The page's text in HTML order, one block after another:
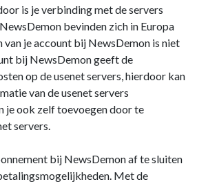
is je verbinding met de servers
bevinden zich in Europa
van je account bij NewsDemon is niet
bij NewsDemon geeft de
op de usenet servers, hierdoor kan
van de usenet servers
je ook zelf toevoegen door te
servers.
bij NewsDemon af te sluiten
Met de